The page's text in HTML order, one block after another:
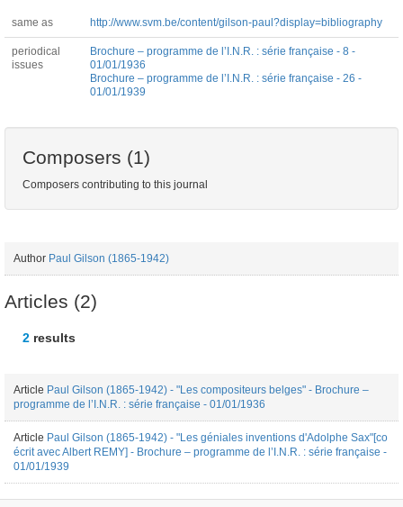
same as http://www.svm.be/content/gilson-paul?display=bibliography
periodical
issues
Brochure – programme de l’I.N.R. : série française - 8 -
01/01/1936
Brochure – programme de l’I.N.R. : série française - 26 -
01/01/1939
Composers (1)
Composers contributing to this journal
Author Paul Gilson (1865-1942)
Articles (2)
2 results
Article Paul Gilson (1865-1942) - "Les compositeurs belges" - Brochure –
programme de l’I.N.R. : série française - 01/01/1936
Article Paul Gilson (1865-1942) - "Les géniales inventions d'Adolphe Sax"[co
écrit avec Albert REMY] - Brochure – programme de l’I.N.R. : série française -
01/01/1939